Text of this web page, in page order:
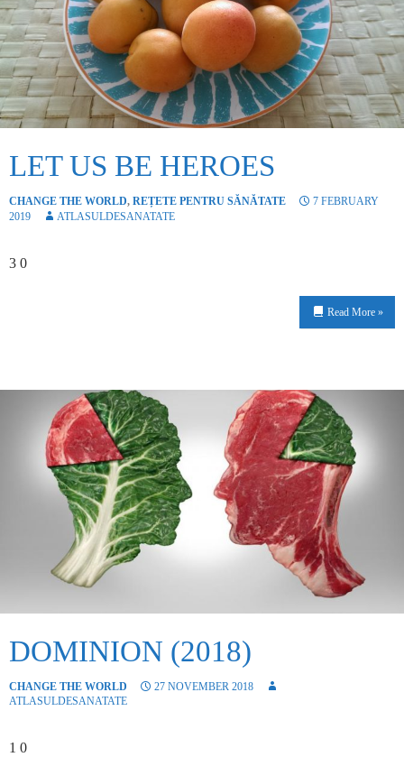
LET US BE HEROES
CHANGE THE WORLD, REȚETE PENTRU SĂNĂTATE
7 FEBRUARY
2019
ATLASULDESANATATE
3 0
Read More »
DOMINION (2018)
CHANGE THE WORLD
27 NOVEMBER 2018
ATLASULDESANATATE
1 0